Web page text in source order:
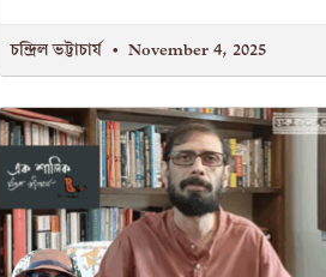
চন্দ্রিল ভট্টাচার্য November 4, 2025